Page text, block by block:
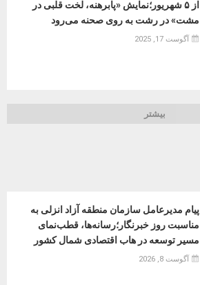
از ۵ شهریور؛نمایش «پابرهنه، لخت قلبی در
مشت» در رشت به روی صحنه می‌رود
آگوست 17, 2025
بیشتر
پیام مدیرعامل سازمان منطقه آزاد انزلی به
مناسبت روز خبرنگار؛رسانه‌ها، قطب‌نمای
مسیر توسعه در هاب اقتصادی شمال كشور
آگوست 8, 2026